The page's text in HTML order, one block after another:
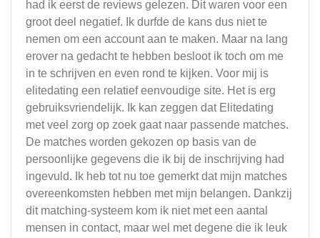
had ik eerst de reviews gelezen. Dit waren voor een
groot deel negatief. Ik durfde de kans dus niet te
nemen om een account aan te maken. Maar na lang
erover na gedacht te hebben besloot ik toch om me
in te schrijven en even rond te kijken. Voor mij is
elitedating een relatief eenvoudige site. Het is erg
gebruiksvriendelijk. Ik kan zeggen dat Elitedating
met veel zorg op zoek gaat naar passende matches.
De matches worden gekozen op basis van de
persoonlijke gegevens die ik bij de inschrijving had
ingevuld. Ik heb tot nu toe gemerkt dat mijn matches
overeenkomsten hebben met mijn belangen. Dankzij
dit matching-systeem kom ik niet met een aantal
mensen in contact, maar wel met degene die ik leuk